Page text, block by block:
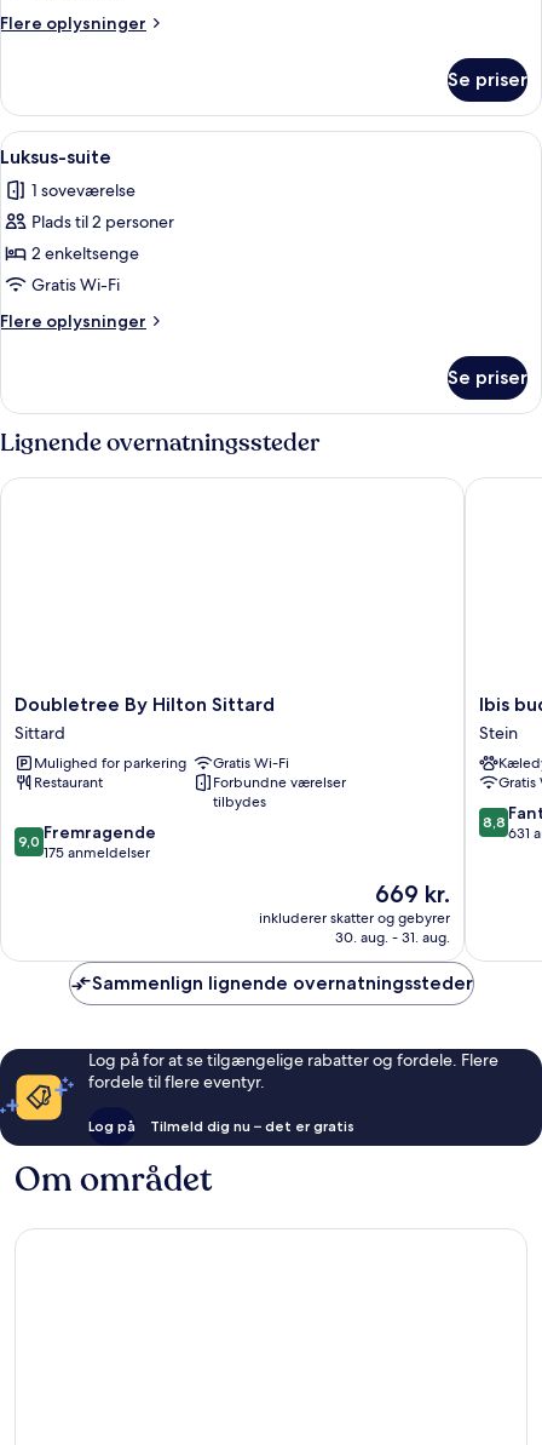
Flere oplysninger
Flere
dobbeltværelse
Se priser
Indlæs
alle
billeder
af
Luksus-
suite
Et soveværelse med seng, fjernsyn,
7
Luksus-suite
1 soveværelse
Plads til 2 personer
2 enkeltsenge
Gratis Wi-Fi
Flere oplysninger
Flere
suite
Se priser
Lignende overnatningssteder
Doubletree
By
Hilton
Sittard
Sittard
Doubletree By Hilton Sittard
Sittard
Mulighed for parkering
Gratis Wi-Fi
Restaurant
Forbundne værelser
tilbydes
9.0
ud
anmeldelser
9,0 Fremragende
175 anmeldelser
Prisen
669 kr.
669 kr.
inkluderer skatter og gebyrer
30. aug. - 31. aug.
Doubletree By Hilton Sittard
Ibis
budget
Stein
Stein
Ibis
Stein
Gratis
8.8
ud
8,8
631
Ibis
Sammenlign lignende overnatningssteder
Log på for at se tilgængelige rabatter og fordele. Flere
fordele til flere eventyr.
Log på Tilmeld dig nu – det er gratis
Om området